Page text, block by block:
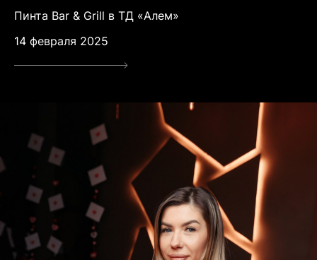
Пинта Bar & Grill в ТД «Алем»
14 февраля 2025